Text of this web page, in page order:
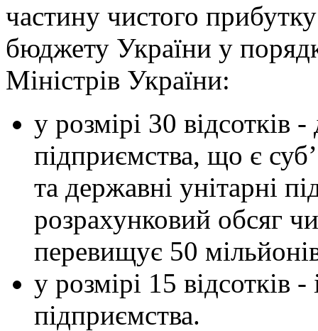
частину чистого
бюджету України у
Міністрів України:
у розмірі 30 відсотків
підприємства, що є
та державні унітарні
розрахунковий обсяг
перевищує 50
у розмірі 15 відсотків
підприємства.